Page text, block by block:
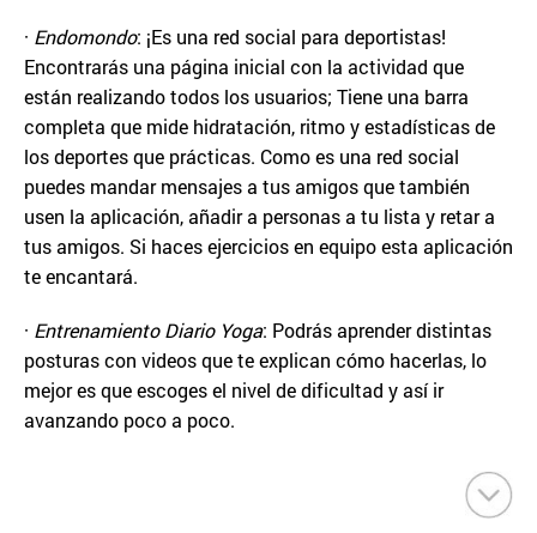
· Endomondo: ¡Es una red social para deportistas!
Encontrarás una página inicial con la actividad que
están realizando todos los usuarios; Tiene una barra
completa que mide hidratación, ritmo y estadísticas de
los deportes que prácticas. Como es una red social
puedes mandar mensajes a tus amigos que también
usen la aplicación, añadir a personas a tu lista y retar a
tus amigos. Si haces ejercicios en equipo esta aplicación
te encantará.
· Entrenamiento Diario Yoga: Podrás aprender distintas
posturas con videos que te explican cómo hacerlas, lo
mejor es que escoges el nivel de dificultad y así ir
avanzando poco a poco.